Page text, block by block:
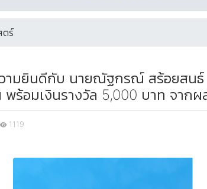
ตร์
ามยินดีกับ นายณัฐกรณ์ สร้อยสนธ์
ร้อมเงินรางวัล 5,000 บาท จากผ
1119